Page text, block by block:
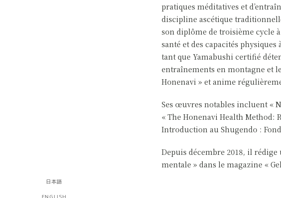
日本語
ENGLISH
pratiques méditatives et
discipline ascétique
son diplôme de troisième cycle
santé et des capacités
tant que Yamabushi certifié
entraînements en montagne et
Honenavi » et anime
Ses œuvres notables incluent «
« The Honenavi Health Method:
Introduction au Shugendo :
Depuis décembre 2018, il
mentale » dans le magazine «